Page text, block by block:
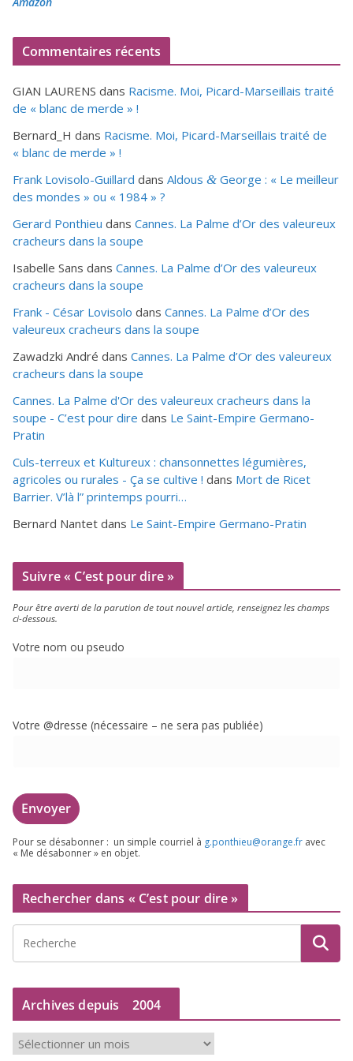
Commentaires récents
GIAN LAURENS dans Racisme. Moi, Picard-Marseillais traité
de « blanc de merde » !
Bernard_H dans Racisme. Moi, Picard-Marseillais traité de
« blanc de merde » !
Frank Lovisolo-Guillard dans Aldous & George : « Le meilleur
des mondes » ou « 1984 » ?
Gerard Ponthieu dans Cannes. La Palme d’Or des valeureux
cracheurs dans la soupe
Isabelle Sans dans Cannes. La Palme d’Or des valeureux
cracheurs dans la soupe
Frank - César Lovisolo dans Cannes. La Palme d’Or des
valeureux cracheurs dans la soupe
Zawadzki André dans Cannes. La Palme d’Or des valeureux
cracheurs dans la soupe
Cannes. La Palme d'Or des valeureux cracheurs dans la
soupe - C’est pour dire dans Le Saint-Empire Germano-
Pratin
Culs-terreux et Kultureux : chansonnettes légumières,
agricoles ou rurales - Ça se cultive ! dans Mort de Ricet
Barrier. V’là l” printemps pourri…
Bernard Nantet dans Le Saint-Empire Germano-Pratin
Suivre « C’est pour dire »
Pour être aver­ti de la paru­tion de tout nou­vel article, ren­sei­gnez les champs
ci-dessous.
Votre nom ou pseudo
Votre @dresse (néces­saire – ne sera pas publiée)
Pour se désa­bon­ner : un simple cour­riel à g.​ponthieu@​orange.​fr avec
« Me désa­bon­ner » en objet.
Rechercher dans « C’est pour dire »
Archives depuis 2004